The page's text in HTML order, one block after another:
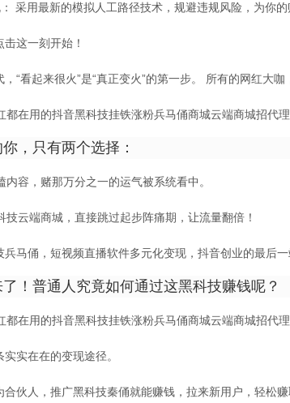
采用最新的模拟人工路径技术，规避违规风险，为你的
这一刻开始！
“看起来很火”是“真正变火”的第一步。 所有的网红大咖
，只有两个选择：
内容，赌那万分之一的运气被系统看中。
技云端商城，直接跳过起步阵痛期，让流量翻倍！
兵马俑，短视频直播软件多元化变现，抖音创业的最后一
！普通人究竟如何通过这黑科技赚钱呢？
实在在的变现途径。
合伙人，推广黑科技秦俑就能赚钱，拉来新用户，轻松